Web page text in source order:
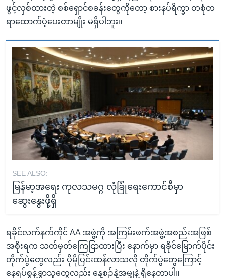
ဖွင့်လှစ်ထားတဲ့ စစ်ရှောင်စခန်းတွေကိုတော့ စားနပ်ရိက္ခာ တစုံတ
ရာထောက်ပံ့ပေးတာမျိုး မရှိပါဘူး။
SEE ALSO:
မြန်မာ့အရေး ကုလသမဂ္ဂ လုံခြုံရေးကောင်စီမှာ
ဆွေးနွေးဖို့ရှိ
ရခိုင်လက်နက်ကိုင် AA အဖွဲ့ကို အကြမ်းဖက်အဖွဲ့အစည်းအဖြစ်
အစိုးရက သတ်မှတ်ကြေငြာထားပြီး နောက်မှာ ရခိုင်မြောက်ပိုင်း
တိုက်ပွဲတွေလည်း ပိုမိုပြင်းထန်လာသလို တိုက်ပွဲတွေကြောင့်
နေရပ်စွန့်ခွာသူတွေလည်း နေ့စဉ်နဲ့အမျှနဲ့ ရှိနေတာပါ။